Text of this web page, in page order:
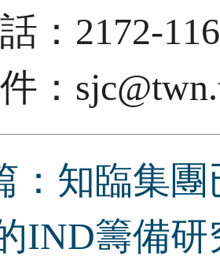
：2172-
：
：知臨集
IND籌備研